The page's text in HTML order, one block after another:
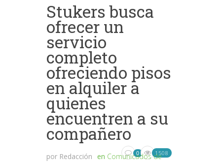
Stukers busca
ofrecer un
servicio
completo
ofreciendo pisos
en alquiler a
quienes
encuentren a su
compañero
por Redacción en Comunicados de
0 1508